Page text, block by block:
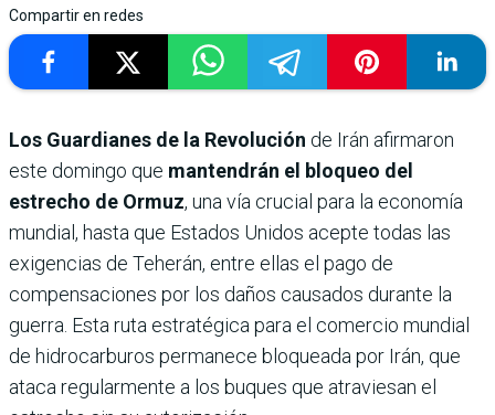
Compartir en redes
Los Guardianes de la Revolución de Irán afirmaron
este domingo que mantendrán el bloqueo del
estrecho de Ormuz, una vía crucial para la economía
mundial, hasta que Estados Unidos acepte todas las
exigencias de Teherán, entre ellas el pago de
compensaciones por los daños causados durante la
guerra. Esta ruta estratégica para el comercio mundial
de hidrocarburos permanece bloqueada por Irán, que
ataca regularmente a los buques que atraviesan el